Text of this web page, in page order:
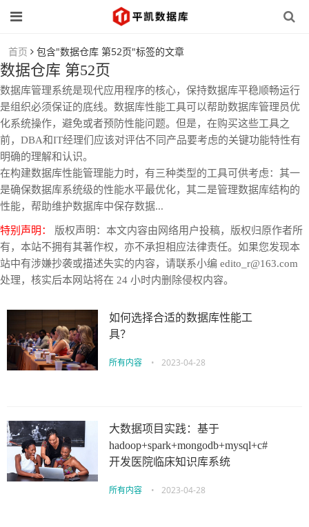
首页 包含"数据仓库 第52页"标签的文章
数据仓库 第52页
数据库管理系统是现代应用程序的核心，保持数据库平稳顺畅运行
是组织必须保证的底线。数据库性能工具可以帮助数据库管理员优
化系统操作，避免或者预防性能问题。但是，在购买这些工具之
前，DBA和IT经理们应该对评估不同产品要考虑的关键功能特性有
明确的理解和认识。
在构建数据库性能管理能力时，有三种类型的工具可供考虑：其一
是确保数据库系统级的性能水平最优化，其二是管理数据库结构的
性能，帮助维护数据库中保存数据...
特别声明：
版权声明：本文内容由网络用户投稿，版权归原作者所
有，本站不拥有其著作权，亦不承担相应法律责任。如果您发现本
站中有涉嫌抄袭或描述失实的内容，请联系小编 edito_r@163.com
处理，核实后本网站将在 24 小时内删除侵权内容。
如何选择合适的数据库性能工
具？
所有内容 • 2023-04-28
大数据项目实践：基于
hadoop+spark+mongodb+mysql+c#
开发医院临床知识库系统
所有内容 • 2023-04-28